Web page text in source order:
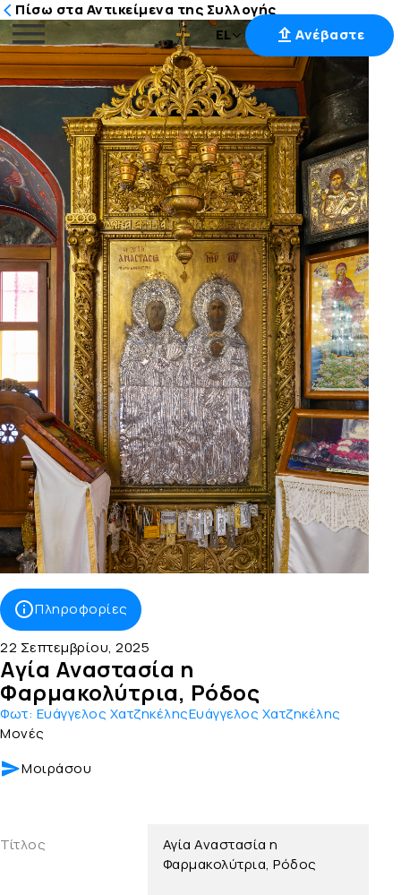
Μετάβαση
στο
περιεχόμενο
EL Ανέβαστε
Πίσω στα Αντικείμενα της Συλλογής
Πληροφορίες
22 Σεπτεμβρίου, 2025
Αγία Αναστασία η
Φαρμακολύτρια, Ρόδος
Φωτ: Ευάγγελος ΧατζηκέληςΕυάγγελος Χατζηκέλης
Μονές
Μοιράσου
Τίτλος
Αγία Αναστασία η
Φαρμακολύτρια, Ρόδος